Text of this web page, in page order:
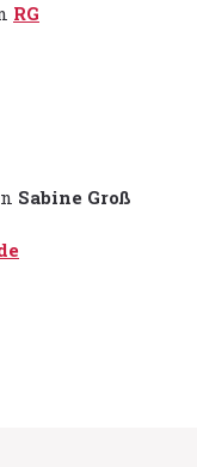
RG
Sabine Groß